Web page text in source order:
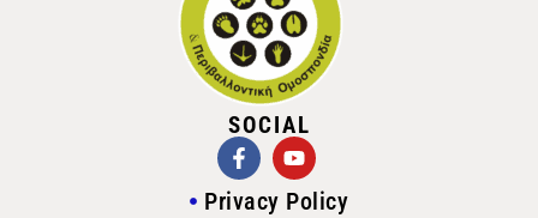
SOCIAL
Privacy Policy